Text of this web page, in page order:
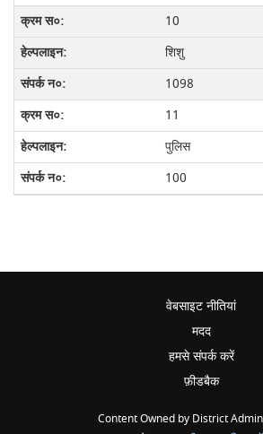
10
शिशु
1098
11
पुलिस
100
वेबसाइट नीतियां
मदद
हमसे संपर्क करें
फ़ीडबैक
Content Owned by District